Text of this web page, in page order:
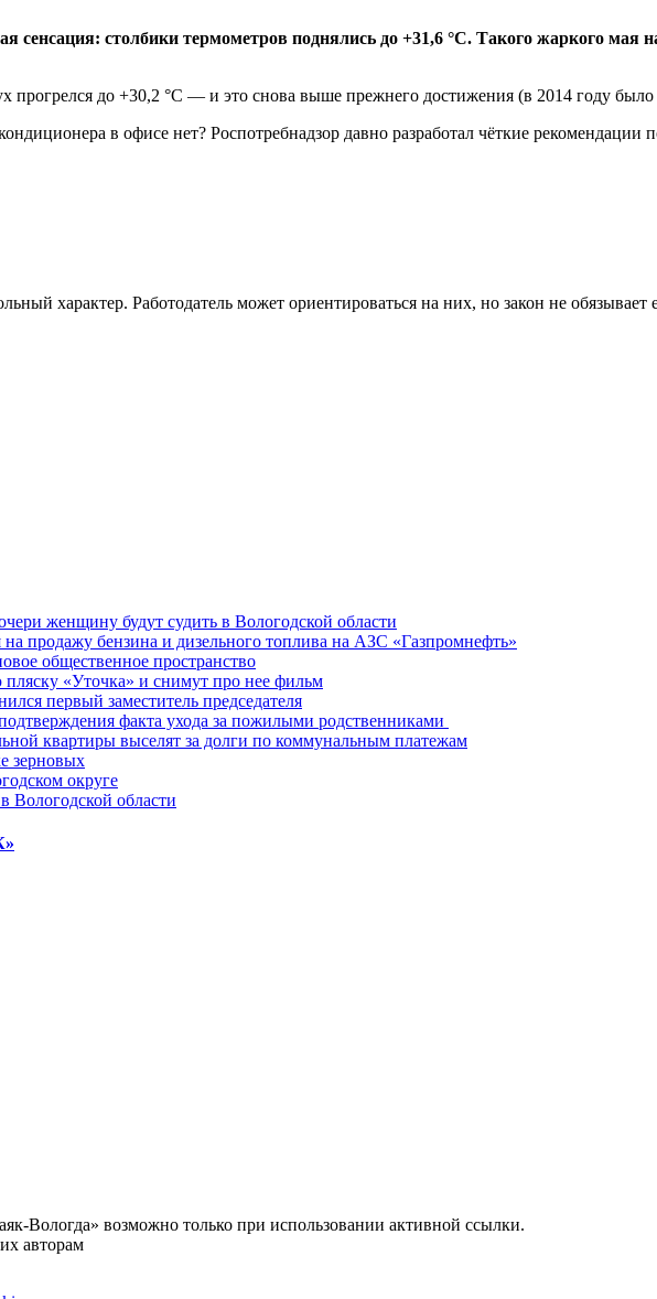
сенсация: столбики термометров поднялись до +31,6 °C. Такого жаркого
прогрелся до +30,2 °C — и это снова выше прежнего достижения (в 2014 году было
в офисе нет? Роспотребнадзор давно разработал чёткие
характер. Работодатель может ориентироваться на них, но закон не обязывает
женщину будут судить в Вологодской области
продажу бензина и дизельного топлива на АЗС «Газпромнефть»
общественное пространство
«Уточка» и снимут про нее фильм
первый заместитель председателя
факта ухода за пожилыми родственниками
квартиры выселят за долги по коммунальным платежам
зерновых
округе
Вологодской области
Вологда» возможно только при использовании активной ссылки.
авторам